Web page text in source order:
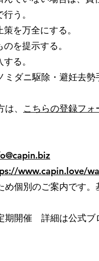
う。
を万全にする。
を提示する。
る。
ダニ駆除・避妊去勢
、 こちらの登録フォ
www.capin.love/
個別のご案内です
期開催 詳細は公式ブ